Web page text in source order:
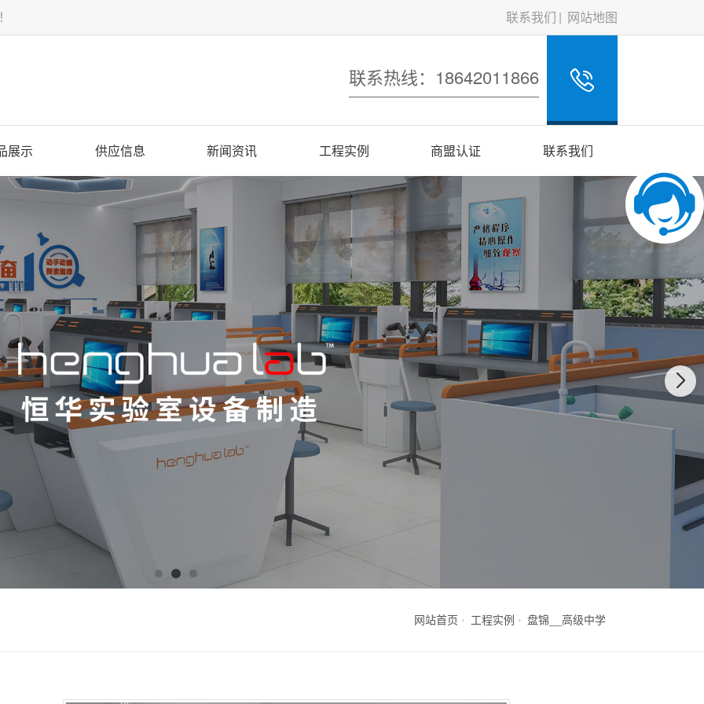
联系我们 网站地图
联系热线：18642011866
展示 供应信息 新闻资讯 工程实例 商盟认证 联系我们
网站首页 工程实例 盘锦__高级中学